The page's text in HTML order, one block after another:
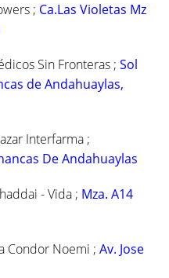
; Ca.Las Violetas Mz
Sin Fronteras ;Sol
de Andahuaylas,
Interfarma ;
De Andahuaylas
- Vida ; Mza. A14
Condor Noemi ;Av. Jose